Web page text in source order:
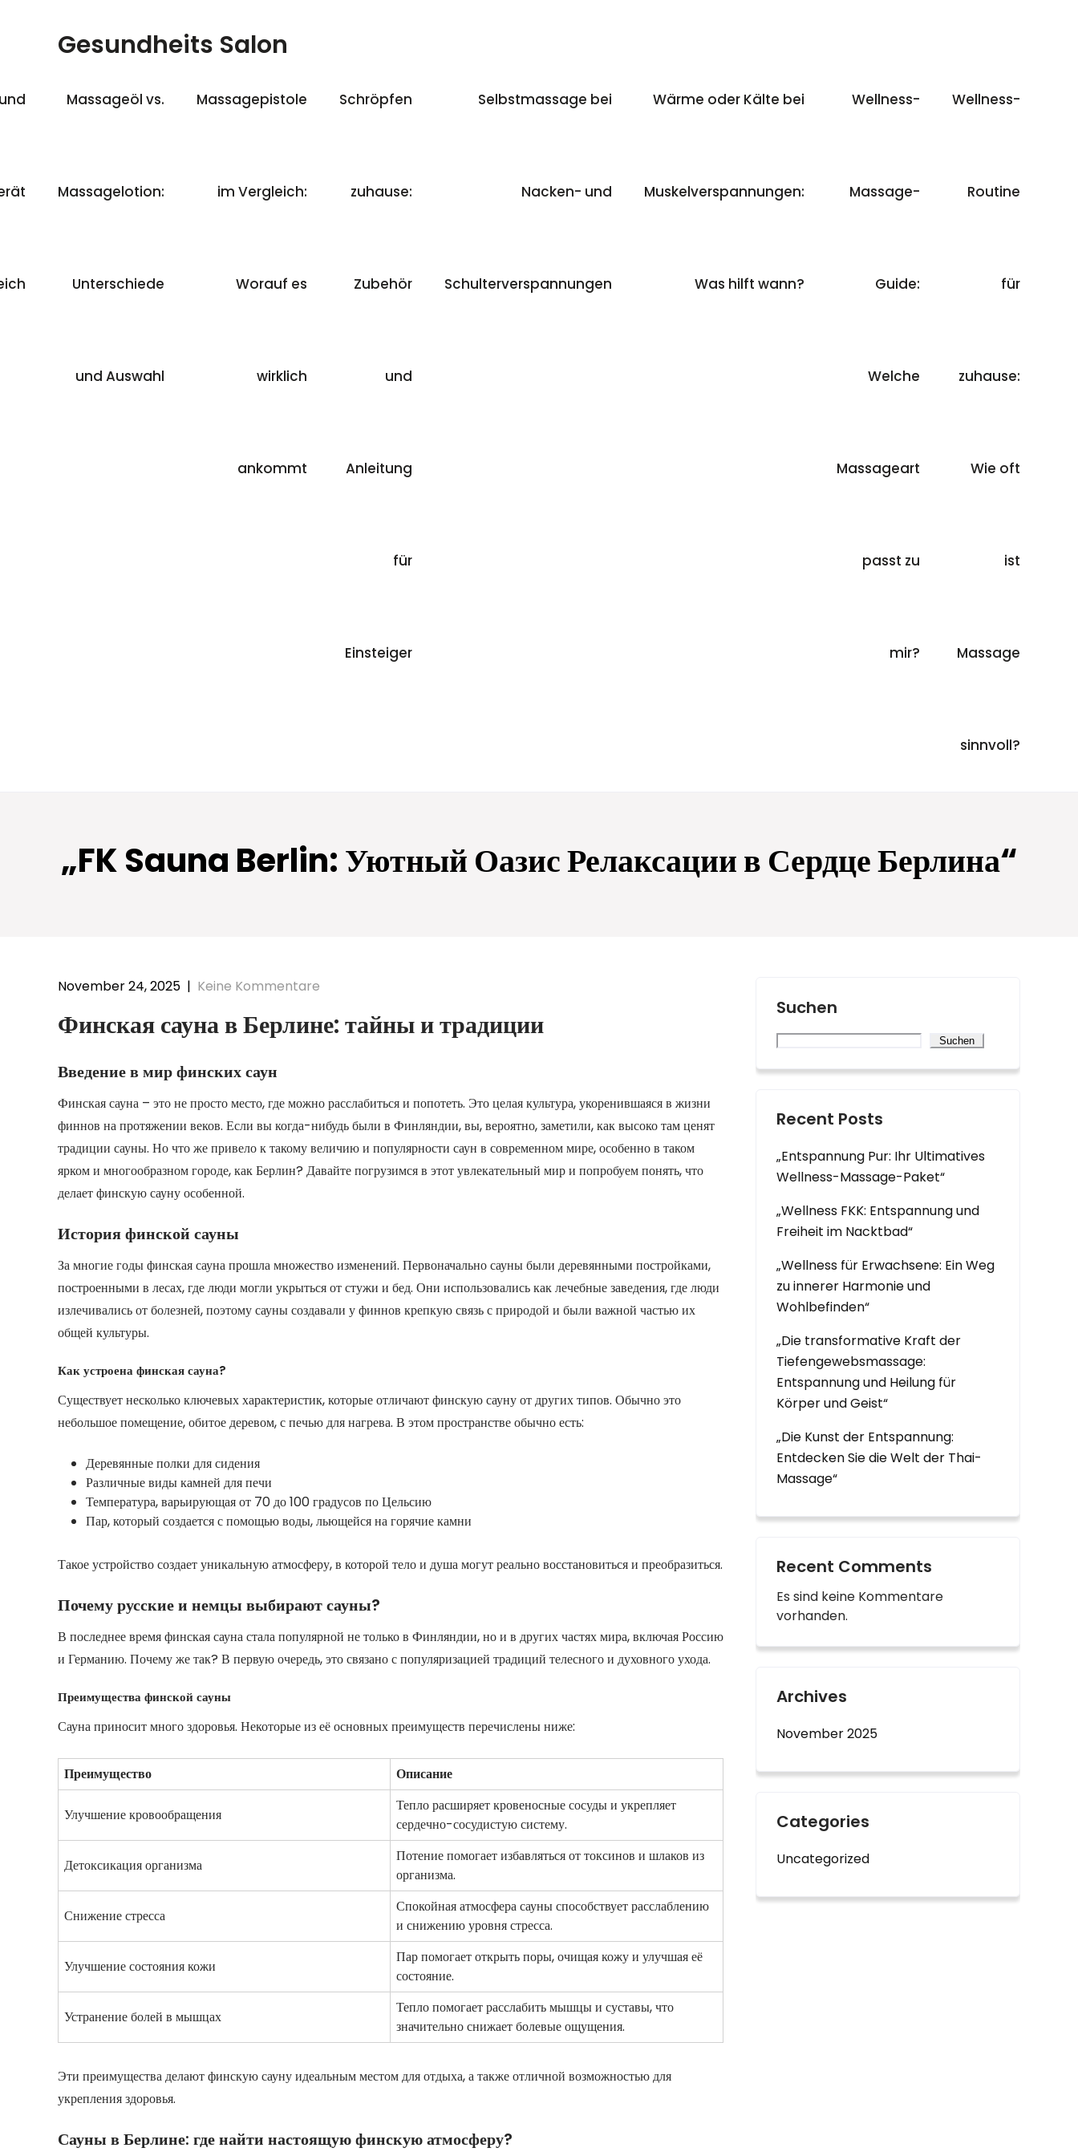
Gesundheits Salon
Massageöl vs.
Massagelotion:
Unterschiede
und Auswahl
Massagepistole
im Vergleich:
Worauf es
wirklich
ankommt
Schröpfen
zuhause:
Zubehör
und
Anleitung
für
Einsteiger
Selbstmassage bei
Nacken- und
Schulterverspannungen
Wärme oder Kälte bei
Muskelverspannungen:
Was hilft wann?
Wellness-
Massage-
Guide:
Welche
Massageart
passt zu
mir?
Wellness-
Routine
für
zuhause:
Wie oft
ist
Massage
sinnvoll?
„FK Sauna Berlin: Уютный Оазис Релаксации в Сердце Берлина“
November 24, 2025 | Keine Kommentare
Финская сауна в Берлине: тайны и традиции
Введение в мир финских саун
Финская сауна – это не просто место, где можно расслабиться и попотеть. Это целая культура, укоренившаяся в жизни
финнов на протяжении веков. Если вы когда-нибудь были в Финляндии, вы, вероятно, заметили, как высоко там ценят
традиции сауны. Но что же привело к такому величию и популярности саун в современном мире, особенно в таком
ярком и многообразном городе, как Берлин? Давайте погрузимся в этот увлекательный мир и попробуем понять, что
делает финскую сауну особенной.
История финской сауны
За многие годы финская сауна прошла множество изменений. Первоначально сауны были деревянными постройками,
построенными в лесах, где люди могли укрыться от стужи и бед. Они использовались как лечебные заведения, где люди
излечивались от болезней, поэтому сауны создавали у финнов крепкую связь с природой и были важной частью их
общей культуры.
Как устроена финская сауна?
Существует несколько ключевых характеристик, которые отличают финскую сауну от других типов. Обычно это
небольшое помещение, обитое деревом, с печью для нагрева. В этом пространстве обычно есть:
Деревянные полки для сидения
Различные виды камней для печи
Температура, варьирующая от 70 до 100 градусов по Цельсию
Пар, который создается с помощью воды, льющейся на горячие камни
Такое устройство создает уникальную атмосферу, в которой тело и душа могут реально восстановиться и преобразиться.
Почему русские и немцы выбирают сауны?
В последнее время финская сауна стала популярной не только в Финляндии, но и в других частях мира, включая Россию
и Германию. Почему же так? В первую очередь, это связано с популяризацией традиций телесного и духовного ухода.
Преимущества финской сауны
Сауна приносит много здоровья. Некоторые из её основных преимуществ перечислены ниже:
Преимущество Описание
Улучшение кровообращения
Тепло расширяет кровеносные сосуды и укрепляет
сердечно-сосудистую систему.
Детоксикация организма
Потение помогает избавляться от токсинов и шлаков из
организма.
Снижение стресса
Спокойная атмосфера сауны способствует расслаблению
и снижению уровня стресса.
Улучшение состояния кожи
Пар помогает открыть поры, очищая кожу и улучшая её
состояние.
Устранение болей в мышцах
Тепло помогает расслабить мышцы и суставы, что
значительно снижает болевые ощущения.
Эти преимущества делают финскую сауну идеальным местом для отдыха, а также отличной возможностью для
укрепления здоровья.
Сауны в Берлине: где найти настоящую финскую атмосферу?
Suchen
Suchen
Recent Posts
„Entspannung Pur: Ihr Ultimatives
Wellness-Massage-Paket“
„Wellness FKK: Entspannung und
Freiheit im Nacktbad“
„Wellness für Erwachsene: Ein Weg
zu innerer Harmonie und
Wohlbefinden“
„Die transformative Kraft der
Tiefengewebsmassage:
Entspannung und Heilung für
Körper und Geist“
„Die Kunst der Entspannung:
Entdecken Sie die Welt der Thai-
Massage“
Recent Comments
Es sind keine Kommentare
vorhanden.
Archives
November 2025
Categories
Uncategorized